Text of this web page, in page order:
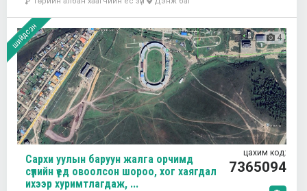
шийдсэн 4
Сархи уулын баруун жалга орчимд
сүүлийн үед овоолсон шороо, хог хаягдал
ихээр хуримтлагдаж, ...
цахим код:
7365094